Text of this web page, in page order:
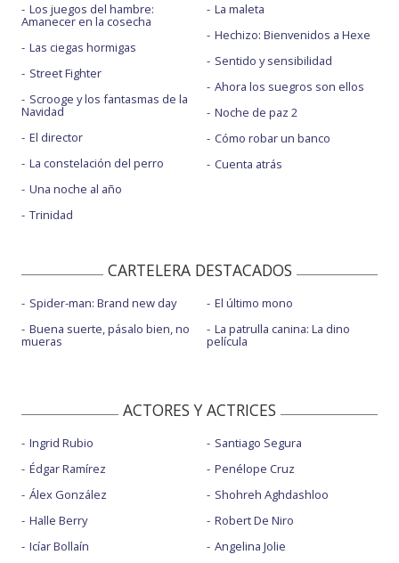
Los juegos del hambre:
Amanecer en la cosecha
Las ciegas hormigas
Street Fighter
Scrooge y los fantasmas de la
Navidad
El director
La constelación del perro
Una noche al año
Trinidad
La maleta
Hechizo: Bienvenidos a Hexe
Sentido y sensibilidad
Ahora los suegros son ellos
Noche de paz 2
Cómo robar un banco
Cuenta atrás
CARTELERA DESTACADOS
Spider-man: Brand new day
Buena suerte, pásalo bien, no
mueras
El último mono
La patrulla canina: La dino
película
ACTORES Y ACTRICES
Ingrid Rubio
Édgar Ramírez
Álex González
Halle Berry
Icíar Bollaín
Santiago Segura
Penélope Cruz
Shohreh Aghdashloo
Robert De Niro
Angelina Jolie